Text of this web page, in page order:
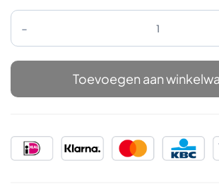
Amouage
Boundless
aantal
Toevoegen aan